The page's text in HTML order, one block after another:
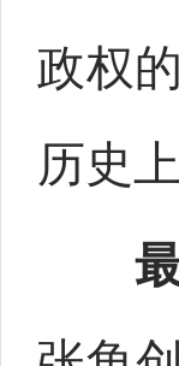
政权
历史